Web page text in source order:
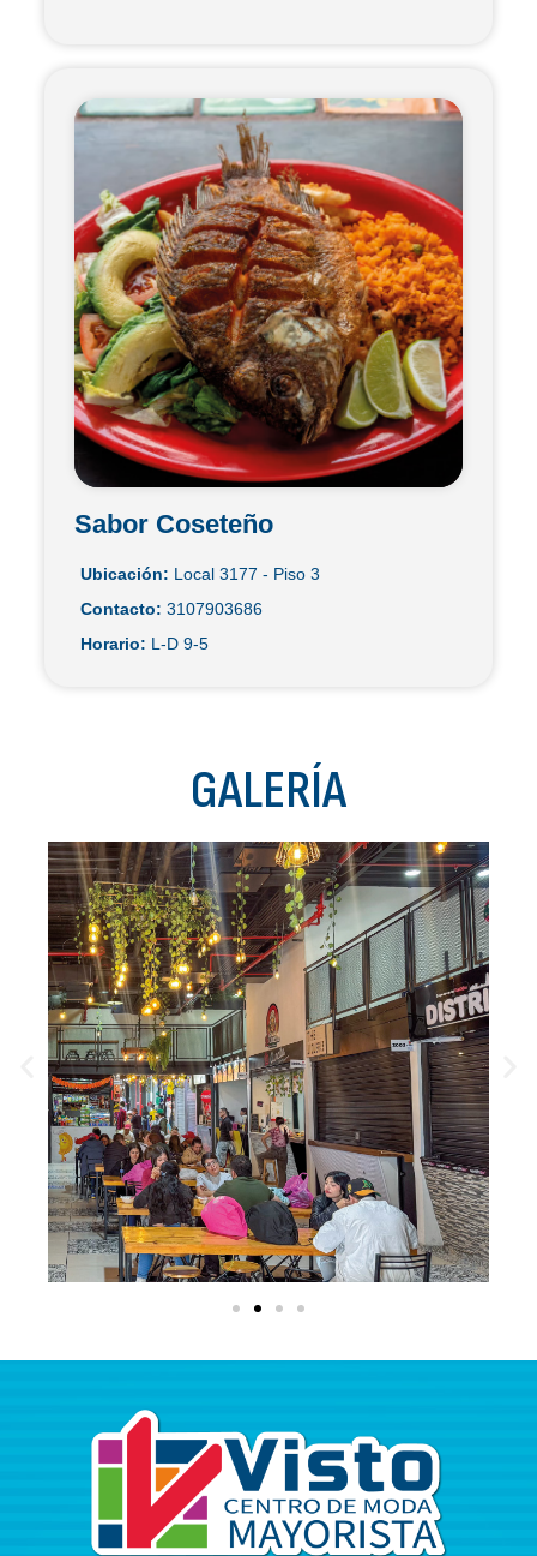
Sabor Coseteño
Ubicación: Local 3177 - Piso 3
Contacto: 3107903686
Horario: L-D 9-5
GALERÍA